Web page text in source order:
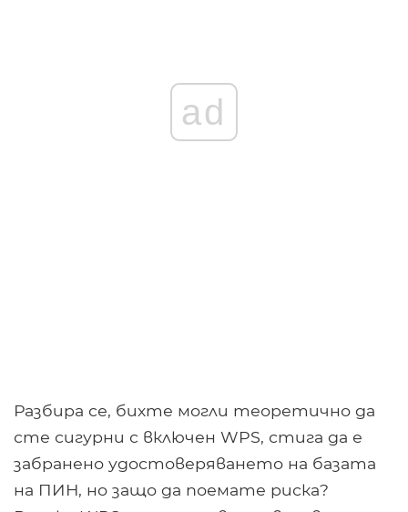
ad
Разбира се, бихте могли теоретично да
сте сигурни с включен WPS, стига да е
забранено удостоверяването на базата
на ПИН, но защо да поемате риска?